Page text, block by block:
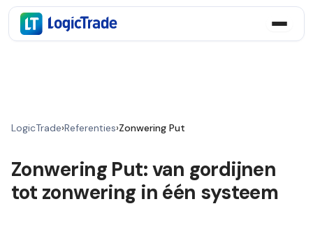
LogicTrade›Referenties›Zonwering Put
Zonwering Put: van gordijnen
tot zonwering in één systeem